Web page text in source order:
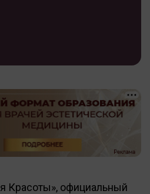
Красоты», официальный